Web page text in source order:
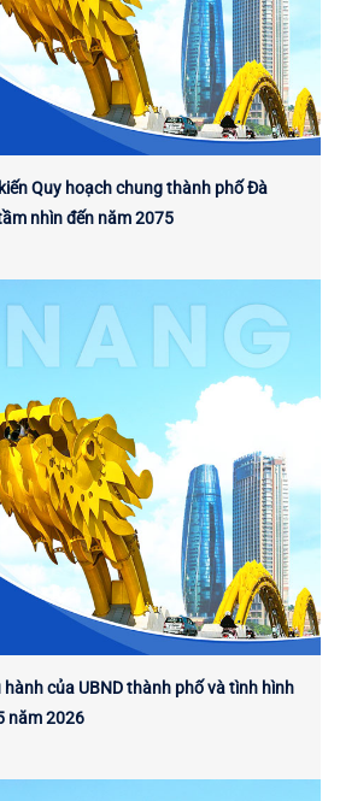
Quy hoạch chung thành phố Đà
nhìn đến năm 2075
của UBND thành phố và tình hình
năm 2026